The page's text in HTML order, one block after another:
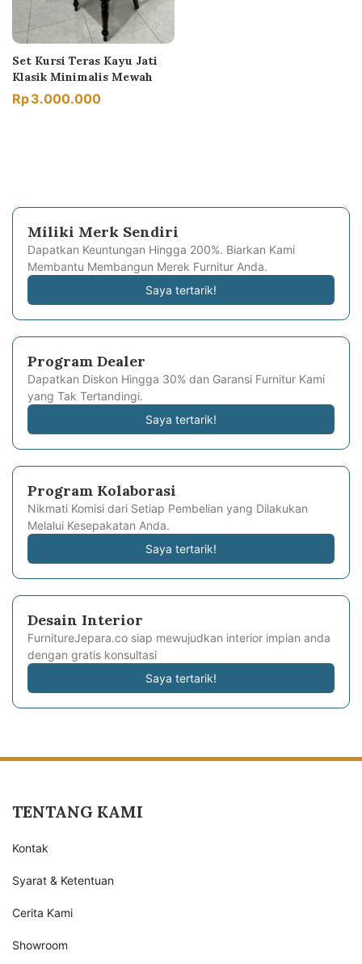
Set Kursi Teras Kayu Jati
Klasik Minimalis Mewah
Rp3.000.000
Miliki Merk Sendiri
Dapatkan Keuntungan Hingga 200%. Biarkan Kami
Membantu Membangun Merek Furnitur Anda.
Saya tertarik!
Program Dealer
Dapatkan Diskon Hingga 30% dan Garansi Furnitur Kami
yang Tak Tertandingi.
Saya tertarik!
Program Kolaborasi
Nikmati Komisi dari Setiap Pembelian yang Dilakukan
Melalui Kesepakatan Anda.
Saya tertarik!
Desain Interior
FurnitureJepara.co siap mewujudkan interior impian anda
dengan gratis konsultasi
Saya tertarik!
TENTANG KAMI
Kontak
Syarat & Ketentuan
Cerita Kami
Showroom